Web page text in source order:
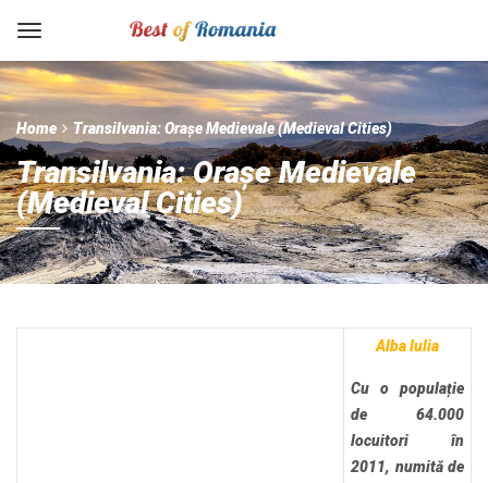
Home Transilvania: Orașe Medievale (Medieval Cities)
Transilvania: Orașe Medievale
(Medieval Cities)
Alba Iulia
Cu o populație
de 64.000
locuitori în
2011, numită de